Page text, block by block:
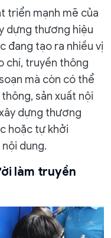
triển mạnh mẽ của
dựng thương hiệu
đang tạo ra nhiều vị
chí, truyền thông
mà còn có thể
sản xuất nội
dựng thương
hoặc tự khởi
dung.
làm truyền